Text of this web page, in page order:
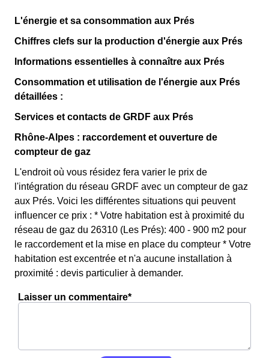
L'énergie et sa consommation aux Prés
Chiffres clefs sur la production d'énergie aux Prés
Informations essentielles à connaître aux Prés
Consommation et utilisation de l'énergie aux Prés
détaillées :
Services et contacts de GRDF aux Prés
Rhône-Alpes : raccordement et ouverture de
compteur de gaz
L'endroit où vous résidez fera varier le prix de
l'intégration du réseau GRDF avec un compteur de gaz
aux Prés. Voici les différentes situations qui peuvent
influencer ce prix : * Votre habitation est à proximité du
réseau de gaz du 26310 (Les Prés): 400 - 900 m2 pour
le raccordement et la mise en place du compteur * Votre
habitation est excentrée et n'a aucune installation à
proximité : devis particulier à demander.
Laisser un commentaire*